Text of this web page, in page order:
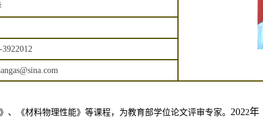
3922012
《材料物理性能》等课程，为教育部学位论文评审专家。 2022年